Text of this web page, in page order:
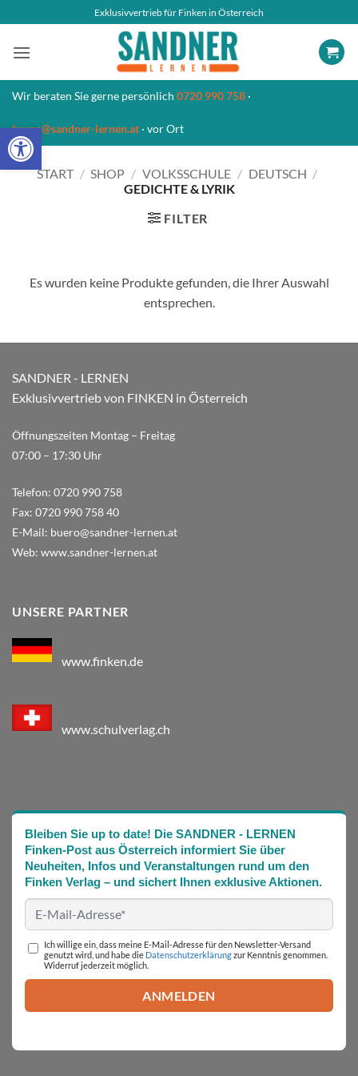
Open toolbar
Inhalt
springen
Exklusivvertrieb für Finken in Österreich
Wir beraten Sie gerne persönlich 0720 990 758 ·
buero@sandner-lernen.at · vor Ort
START / SHOP / VOLKSSCHULE / DEUTSCH /
GEDICHTE & LYRIK
FILTER
Es wurden keine Produkte gefunden, die Ihrer Auswahl
entsprechen.
SANDNER - LERNEN
Exklusivvertrieb von FINKEN in Österreich
Öffnungszeiten Montag – Freitag
07:00 – 17:30 Uhr
Telefon: 0720 990 758
Fax: 0720 990 758 40
E-Mail: buero@sandner-lernen.at
Web: www.sandner-lernen.at
UNSERE PARTNER
www.finken.de
www.schulverlag.ch
Bleiben Sie up to date! Die SANDNER - LERNEN
Finken-Post aus Österreich informiert Sie über
Neuheiten, Infos und Veranstaltungen rund um den
Finken Verlag – und sichert Ihnen exklusive Aktionen.
Ich willige ein, dass meine E-Mail-Adresse für den Newsletter-Versand
genutzt wird, und habe die Datenschutzerklärungzur Kenntnis genommen.
Widerruf jederzeit möglich.